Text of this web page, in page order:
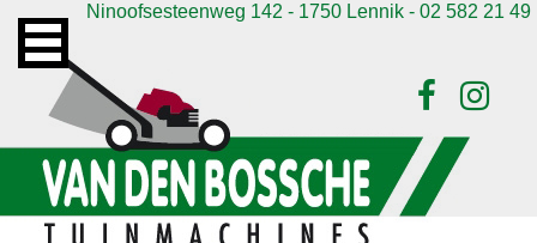
Ninoofsesteenweg 142 - 1750 Lennik - 02 582 21 49